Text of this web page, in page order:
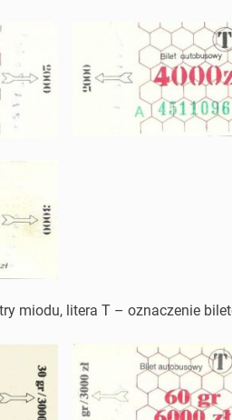
miodu, litera T – oznaczenie